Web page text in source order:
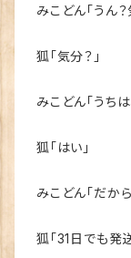
みこどん「うん？
狐「気分？」
みこどん「うち
狐「はい」
みこどん「だから
狐「31日でも発